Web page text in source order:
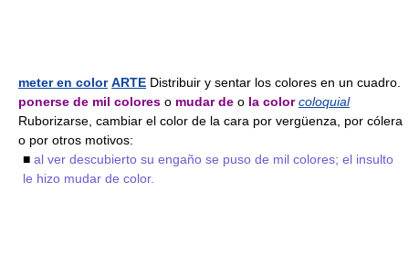
meter en color ARTE Distribuir y sentar los colores en un cuadro.
ponerse de mil colores o mudar de o la color coloquial
Ruborizarse, cambiar el color de la cara por vergüenza, por cólera
o por otros motivos:
■ al ver descubierto su engaño se puso de mil colores; el insulto
le hizo mudar de color.